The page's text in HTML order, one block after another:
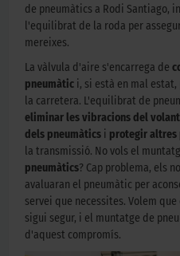
de pneumàtics a Rodi Santiago,
l'equilibrat de la roda per
mereixes.
La vàlvula d'aire s'encarrega de
pneumàtic i, si està en mal
la carretera. L'equilibrat de
eliminar les vibracions del volant
dels pneumàtics i protegir altres
la transmissió. No vols el
pneumàtics? Cap problema, els
avaluaran el pneumàtic per
servei que necessites. Volem
sigui segur, i el muntatge de
d'aquest compromís.